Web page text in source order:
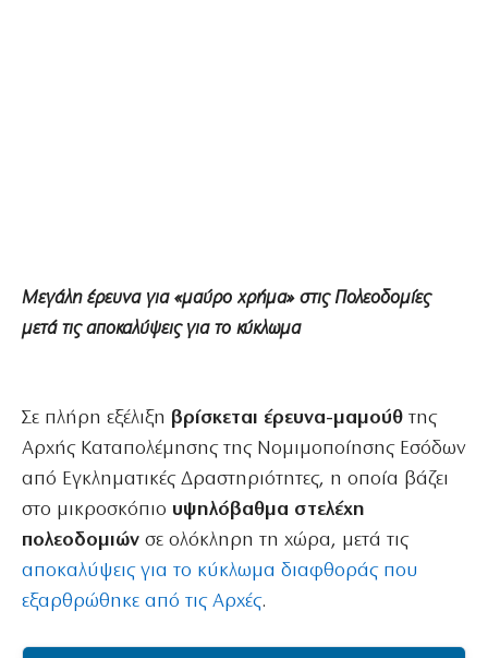
Μεγάλη έρευνα για «μαύρο χρήμα» στις Πολεοδομίες
μετά τις αποκαλύψεις για το κύκλωμα
Σε πλήρη εξέλιξη βρίσκεται έρευνα-μαμούθ της
Αρχής Καταπολέμησης της Νομιμοποίησης Εσόδων
από Εγκληματικές Δραστηριότητες, η οποία βάζει
στο μικροσκόπιο υψηλόβαθμα στελέχη
πολεοδομιών σε ολόκληρη τη χώρα, μετά τις
αποκαλύψεις για το κύκλωμα διαφθοράς που
εξαρθρώθηκε από τις Αρχές.